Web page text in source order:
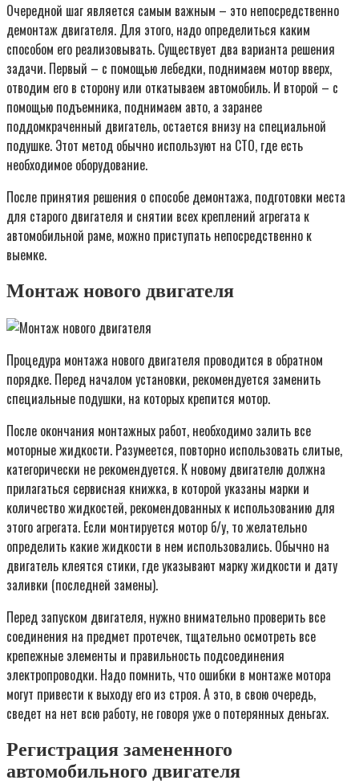
Очередной шаг является самым важным – это непосредственно
демонтаж двигателя. Для этого, надо определиться каким
способом его реализовывать. Существует два варианта решения
задачи. Первый – с помощью лебедки, поднимаем мотор вверх,
отводим его в сторону или откатываем автомобиль. И второй – с
помощью подъемника, поднимаем авто, а заранее
поддомкраченный двигатель, остается внизу на специальной
подушке. Этот метод обычно используют на СТО, где есть
необходимое оборудование.
После принятия решения о способе демонтажа, подготовки места
для старого двигателя и снятии всех креплений агрегата к
автомобильной раме, можно приступать непосредственно к
выемке.
Монтаж нового двигателя
Процедура монтажа нового двигателя проводится в обратном
порядке. Перед началом установки, рекомендуется заменить
специальные подушки, на которых крепится мотор.
После окончания монтажных работ, необходимо залить все
моторные жидкости. Разумеется, повторно использовать слитые,
категорически не рекомендуется. К новому двигателю должна
прилагаться сервисная книжка, в которой указаны марки и
количество жидкостей, рекомендованных к использованию для
этого агрегата. Если монтируется мотор б/у, то желательно
определить какие жидкости в нем использовались. Обычно на
двигатель клеятся стики, где указывают марку жидкости и дату
заливки (последней замены).
Перед запуском двигателя, нужно внимательно проверить все
соединения на предмет протечек, тщательно осмотреть все
крепежные элементы и правильность подсоединения
электропроводки. Надо помнить, что ошибки в монтаже мотора
могут привести к выходу его из строя. А это, в свою очередь,
сведет на нет всю работу, не говоря уже о потерянных деньгах.
Регистрация замененного
автомобильного двигателя